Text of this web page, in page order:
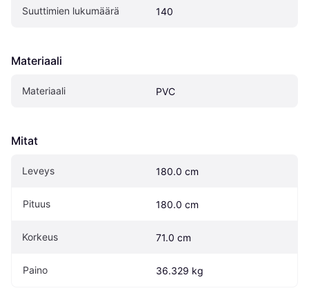
Suuttimien lukumäärä 140
Materiaali
Materiaali PVC
Mitat
Leveys 180.0 cm
Pituus 180.0 cm
Korkeus 71.0 cm
Paino 36.329 kg